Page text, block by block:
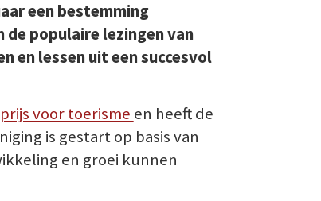
een bestemming
de populaire lezingen van
en lessen uit een succesvol
voor toerisme en heeft de
is gestart op basis van
en groei kunnen